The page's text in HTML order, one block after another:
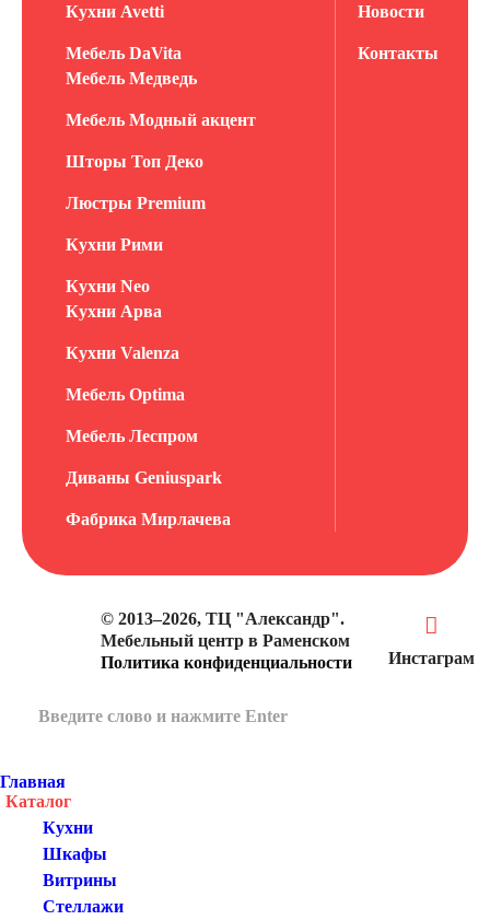
Кухни Avetti
Мебель DaVita
Мебель Медведь
Мебель Модный акцент
Шторы Топ Деко
Люстры Premium
Кухни Рими
Кухни Neo
Кухни Арва
Кухни Valenza
Мебель Optima
Мебель Леспром
Диваны Geniuspark
Фабрика Мирлачева
Новости
Контакты
© 2013–2026, ТЦ "Александр".
Мебельный центр в Раменском
Политика конфиденциальности
Инстаграм
Главная
Каталог
Кухни
Шкафы
Витрины
Стеллажи